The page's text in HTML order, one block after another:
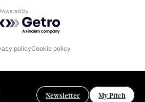
Powered by Getro.com
policyCookie policy
Newsletter My Pitch